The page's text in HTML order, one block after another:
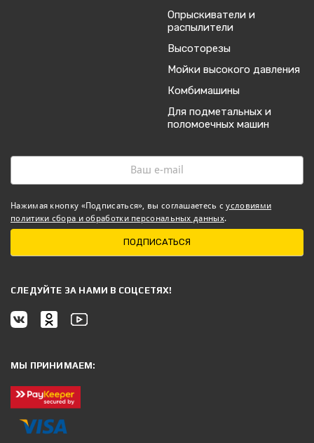
Опрыскиватели и
распылители
Высоторезы
Мойки высокого давления
Комбимашины
Для подметальных и
поломоечных машин
Нажимая кнопку «Подписаться», вы соглашаетесь сусловиями
политики сбора и обработки персональных данных.
ПОДПИСАТЬСЯ
CЛЕДУЙТЕ ЗА НАМИ В СОЦСЕТЯХ!
МЫ ПРИНИМАЕМ: